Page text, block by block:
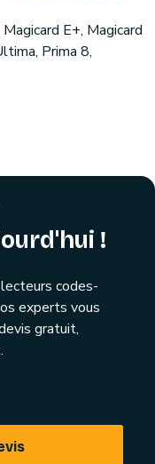
E+, Magicard
Prima 8,
!
codes-
experts vous
gratuit,